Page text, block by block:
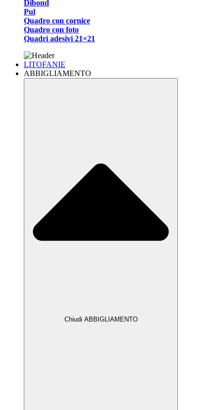
Dibond
Pul
Quadro con cornice
Quadro con foto
Quadri adesivi 21×21
LITOFANIE
ABBIGLIAMENTO
Chiudi ABBIGLIAMENTO